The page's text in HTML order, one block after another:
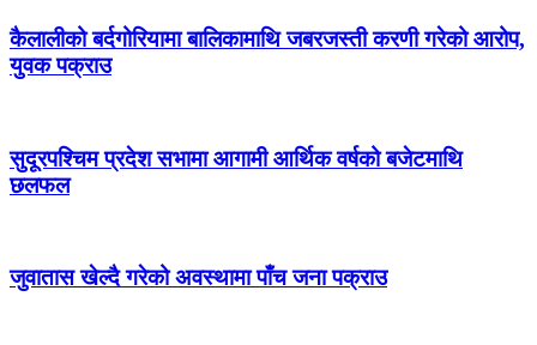
कैलालीको बर्दगोरियामा बालिकामाथि जबरजस्ती करणी गरेको आरोप,
युवक पक्राउ
सुदूरपश्चिम प्रदेश सभामा आगामी आर्थिक वर्षको बजेटमाथि
छलफल
जुवातास खेल्दै गरेको अवस्थामा पाँच जना पक्राउ